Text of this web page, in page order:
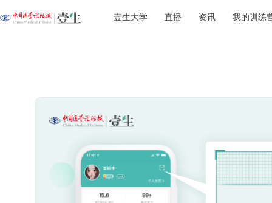
壹生大学 直播 资讯 我的训练